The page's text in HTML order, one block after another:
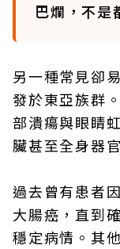
巴爛，不是
另一種常見卻
發於東亞族群
部潰瘍與眼睛
臟甚至全身器
過去曾有患者
大腸癌，直到
穩定病情。其